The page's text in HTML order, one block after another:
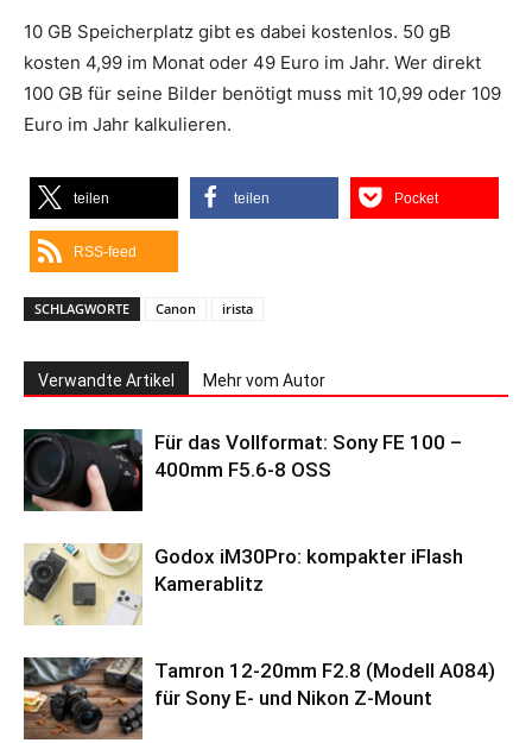
10 GB Speicherplatz gibt es dabei kostenlos. 50 gB
kosten 4,99 im Monat oder 49 Euro im Jahr. Wer direkt
100 GB für seine Bilder benötigt muss mit 10,99 oder 109
Euro im Jahr kalkulieren.
teilen teilen Pocket
RSS-feed
SCHLAGWORTE Canon irista
Verwandte Artikel Mehr vom Autor
Für das Vollformat: Sony FE 100 –
400mm F5.6-8 OSS
Godox iM30Pro: kompakter iFlash
Kamerablitz
Tamron 12-20mm F2.8 (Modell A084)
für Sony E- und Nikon Z-Mount